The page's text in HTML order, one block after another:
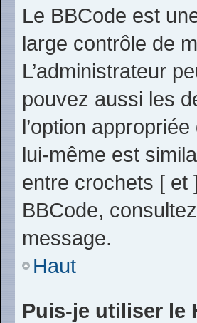
Le BBCode est
large contrôle de
L’administrateur
pouvez aussi les
l’option
lui-même est
entre crochets [ et
BBCode,
message.
Haut
Puis-je utiliser le